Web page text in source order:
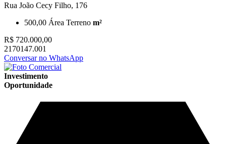
Rua João Cecy Filho, 176
500,00 Área Terreno m²
R$ 720.000,00
2170147.001
Conversar no WhatsApp
Investimento
Oportunidade